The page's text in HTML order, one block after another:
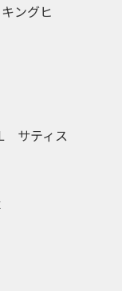
ングヒ
サティス